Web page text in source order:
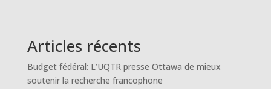
Articles récents
Budget fédéral: L’UQTR presse Ottawa de mieux
soutenir la recherche francophone